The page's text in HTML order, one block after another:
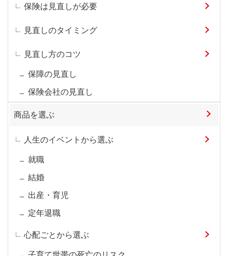
保険は見直しが必要
見直しのタイミング
見直し方のコツ
保障の見直し
保険会社の見直し
商品を選ぶ
人生のイベントから選ぶ
就職
結婚
出産・育児
定年退職
心配ごとから選ぶ